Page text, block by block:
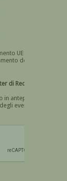
UE n.
il consenso
in anteprima
eventi